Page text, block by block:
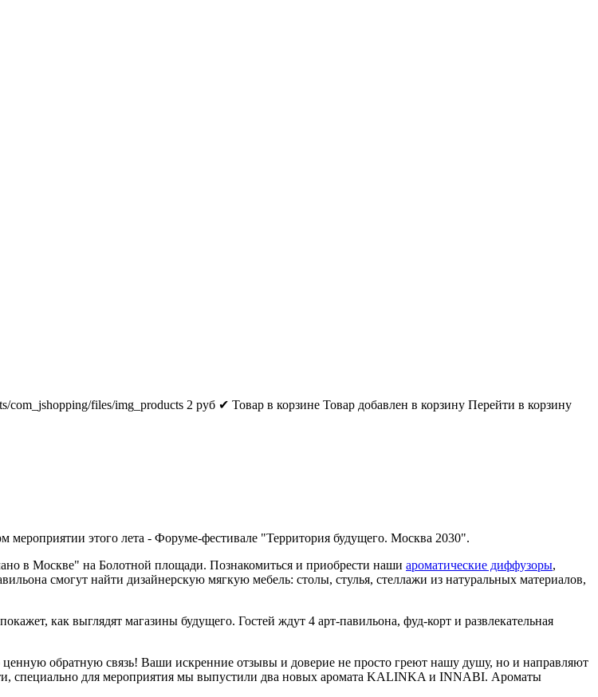
com_jshopping/files/img_products 2 руб ✔ Товар в корзине Товар добавлен в корзину Перейти в корзину
мероприятии этого лета - Форуме-фестивале "Территория будущего. Москва 2030".
в Москве" на Болотной площади. Познакомиться и приобрести наши ароматические диффузоры,
смогут найти дизайнерскую мягкую мебель: столы, стулья, стеллажи из натуральных материалов,
как выглядят магазины будущего. Гостей ждут 4 арт-павильона, фуд-корт и развлекательная
обратную связь! Ваши искренние отзывы и доверие не просто греют нашу душу, но и направляют
специально для мероприятия мы выпустили два новых аромата KALINKA и INNABI. Ароматы